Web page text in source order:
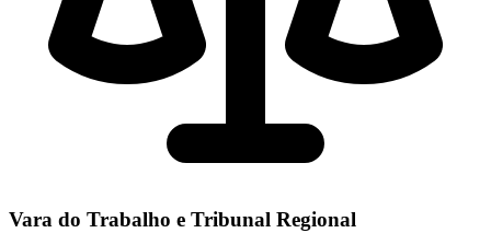
Vara do Trabalho e Tribunal Regional